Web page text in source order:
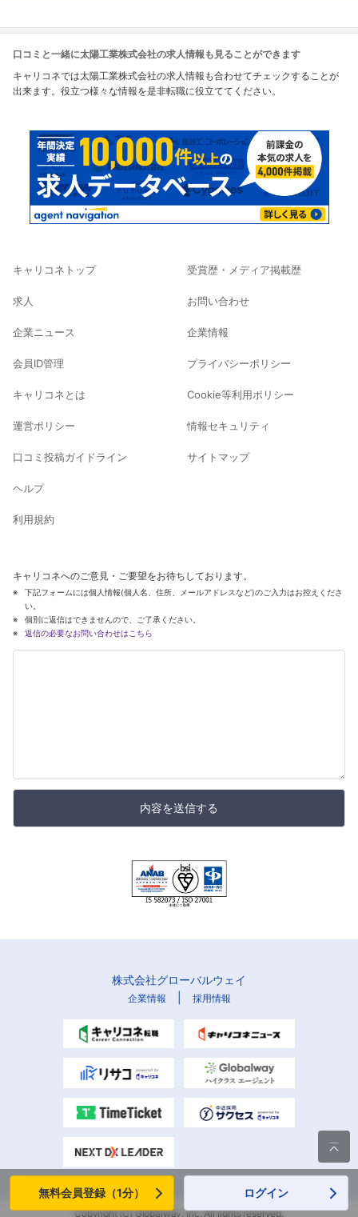
口コミと一緒に太陽工業株式会社の求人情報も見ることができます
キャリコネでは太陽工業株式会社の求人情報も合わせてチェックすることが
出来ます。役立つ様々な情報を是非転職に役立ててください。
キャリコネトップ
求人
企業ニュース
会員ID管理
キャリコネとは
運営ポリシー
口コミ投稿ガイドライン
ヘルプ
利用規約
受賞歴・メディア掲載歴
お問い合わせ
企業情報
プライバシーポリシー
Cookie等利用ポリシー
情報セキュリティ
サイトマップ
キャリコネへのご意見・ご要望をお待ちしております。
下記フォームには個人情報(個人名、住所、メールアドレスなど)のご入力はお控えくださ
い。
個別に返信はできませんので、ご了承ください。
返信の必要なお問い合わせはこちら
内容を送信する
株式会社グローバルウェイ
企業情報 採用情報
Copyright (C) Globalway, Inc. All rights reserved.

無料会員登録（1分） ログイン